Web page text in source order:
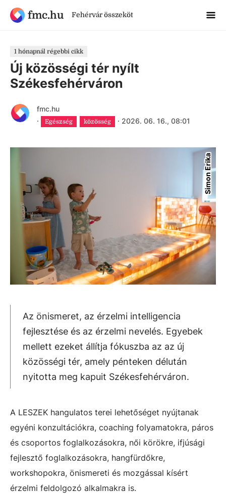
fmc.hu Fehérvár összeköt
1 hónapnál régebbi cikk
Új közösségi tér nyílt
Székesfehérváron
fmc.hu
·
Egészség közösség · 2026. 06. 16., 08:01
Simon Erika
Az önismeret, az érzelmi intelligencia
fejlesztése és az érzelmi nevelés. Egyebek
mellett ezeket állítja fókuszba az az új
közösségi tér, amely pénteken délután
nyitotta meg kapuit Székesfehérváron.
A LESZEK hangulatos terei lehetőséget nyújtanak
egyéni konzultációkra, coaching folyamatokra, páros
és csoportos foglalkozásokra, női körökre, ifjúsági
fejlesztő foglalkozásokra, hangfürdőkre,
workshopokra, önismereti és mozgással kísért
érzelmi feldolgozó alkalmakra is.